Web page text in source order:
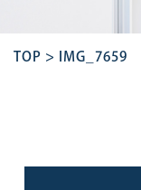
TOP > IMG_7659